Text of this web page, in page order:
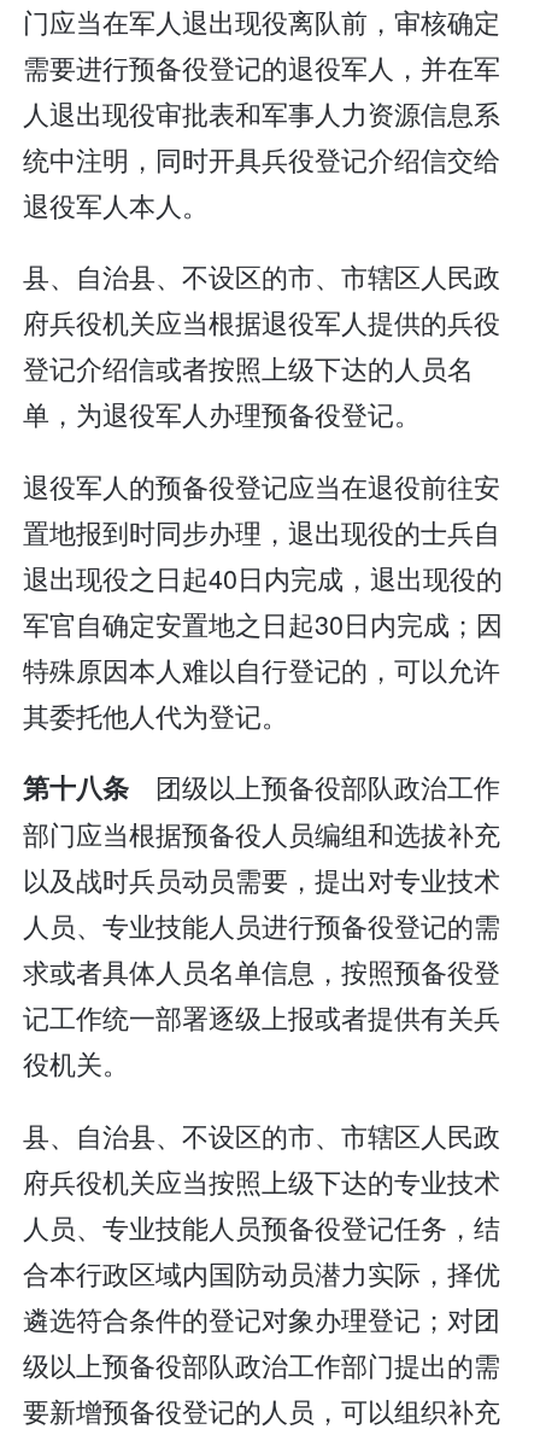
门应当在军人退出现役离队前，审核确定
需要进行预备役登记的退役军人，并在军
人退出现役审批表和军事人力资源信息系
统中注明，同时开具兵役登记介绍信交给
退役军人本人。
县、自治县、不设区的市、市辖区人民政
府兵役机关应当根据退役军人提供的兵役
登记介绍信或者按照上级下达的人员名
单，为退役军人办理预备役登记。
退役军人的预备役登记应当在退役前往安
置地报到时同步办理，退出现役的士兵自
退出现役之日起40日内完成，退出现役的
军官自确定安置地之日起30日内完成；因
特殊原因本人难以自行登记的，可以允许
其委托他人代为登记。
第十八条 团级以上预备役部队政治工作
部门应当根据预备役人员编组和选拔补充
以及战时兵员动员需要，提出对专业技术
人员、专业技能人员进行预备役登记的需
求或者具体人员名单信息，按照预备役登
记工作统一部署逐级上报或者提供有关兵
役机关。
县、自治县、不设区的市、市辖区人民政
府兵役机关应当按照上级下达的专业技术
人员、专业技能人员预备役登记任务，结
合本行政区域内国防动员潜力实际，择优
遴选符合条件的登记对象办理登记；对团
级以上预备役部队政治工作部门提出的需
要新增预备役登记的人员，可以组织补充